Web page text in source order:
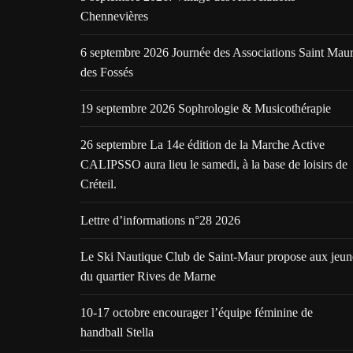
Chennevières
6 septembre 2026 Journée des Associations Saint Maur
des Fossés
19 septembre 2026 Sophrologie & Musicothérapie
26 septembre La 14e édition de la Marche Active
CALIPSSO aura lieu le samedi, à la base de loisirs de
Créteil.
Lettre d’informations n°28 2026
Le Ski Nautique Club de Saint-Maur propose aux
du quartier Rives de Marne
10-17 octobre encourager l’équipe féminine de
handball Stella